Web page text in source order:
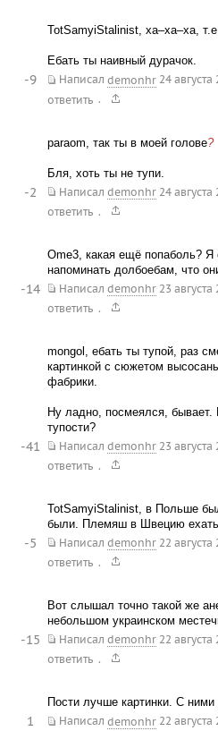
TotSamyiStalinist, ха–ха–ха,
Ебать ты наивный дурачок.
Написал demonhr 24
ответить .
-9
paraom, так ты в моей голове?
Бля, хоть ты не тупи.
Написал demonhr 24
ответить .
-2
Ome3, какая ещё попаболь?
напоминать долбоебам, что
Написал demonhr 23
ответить .
-14
mongol, ебать ты тупой, раз
картинкой с сюжетом
фабрики.
Ну ладно, посмеялся, бывает.
тупости?
Написал demonhr 23
ответить .
-41
TotSamyiStalinist, в Польше
были. Племяш в Швецию ехать
Написал demonhr 22
ответить .
-5
Вот слышал точно такой же
небольшом украинском
Написал demonhr 22
ответить .
-15
Пости лучше картинки. С ними
Написал demonhr 22
1